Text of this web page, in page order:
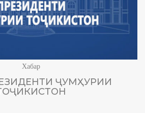
Хабар
ҶУМҲУРИИ